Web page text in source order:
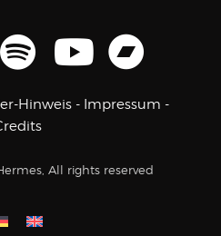
Hinweis - Impressum -
All rights reserved